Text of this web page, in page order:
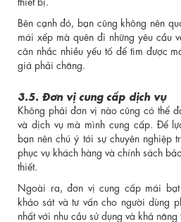
Bên cạnh đó, bạn cũng không nên
mái xếp mà quên đi những yêu cầu
cân nhắc nhiều yếu tố để tìm được
giá phải chăng.
3.5. Đơn vị cung cấp dịch vụ
Không phải đơn vị nào cũng có thể
và dịch vụ mà mình cung cấp. Để
bạn nên chú ý tới sự chuyên nghiệp
phục vụ khách hàng và chính sách
thiết.
Ngoài ra, đơn vị cung cấp mái
khảo sát và tư vấn cho người dùng
nhất với nhu cầu sử dụng và khả năng